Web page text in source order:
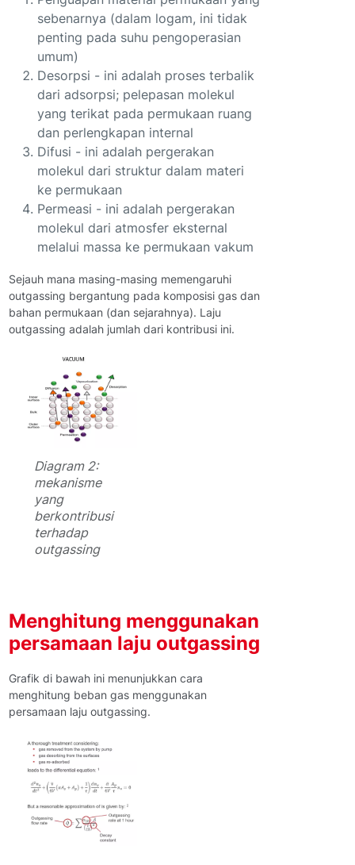
sebenarnya (dalam logam, ini tidak
penting pada suhu pengoperasian
umum)
Desorpsi - ini adalah proses terbalik
dari adsorpsi; pelepasan molekul
yang terikat pada permukaan ruang
dan perlengkapan internal
Difusi - ini adalah pergerakan
molekul dari struktur dalam materi
ke permukaan
Permeasi - ini adalah pergerakan
molekul dari atmosfer eksternal
melalui massa ke permukaan vakum
Sejauh mana masing-masing memengaruhi
outgassing bergantung pada komposisi gas dan
bahan permukaan (dan sejarahnya). Laju
outgassing adalah jumlah dari kontribusi ini.
Diagram 2:
mekanisme
yang
berkontribusi
terhadap
outgassing
Menghitung menggunakan
persamaan laju outgassing
Grafik di bawah ini menunjukkan cara
menghitung beban gas menggunakan
persamaan laju outgassing.